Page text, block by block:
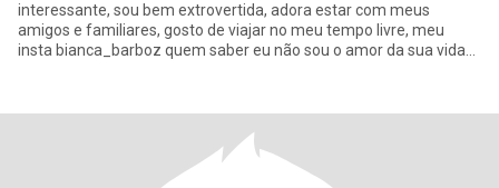
interessante, sou bem extrovertida, adora estar com meus
amigos e familiares, gosto de viajar no meu tempo livre, meu
insta bianca_barboz quem saber eu não sou o amor da sua vida